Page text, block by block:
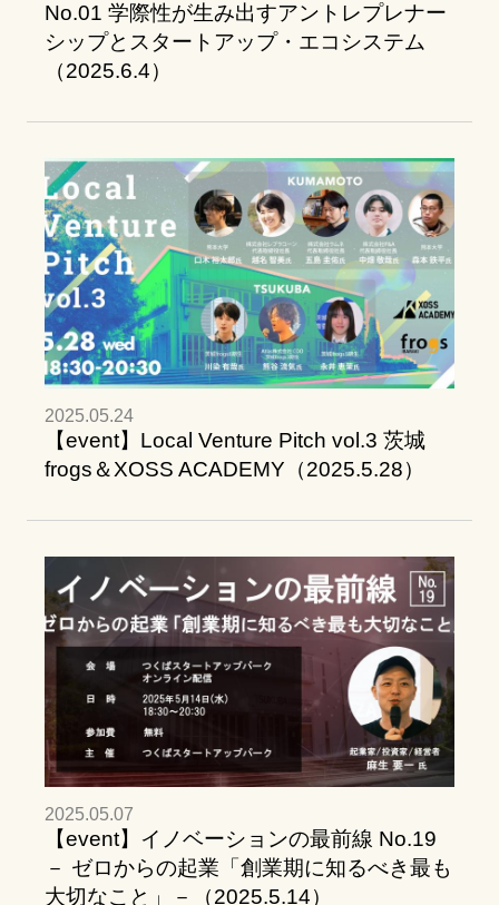
No.01 学際性が生み出すアントレプレナー
シップとスタートアップ・エコシステム
（2025.6.4）
2025.05.24
【event】Local Venture Pitch vol.3 茨城
frogs＆XOSS ACADEMY（2025.5.28）
2025.05.07
【event】イノベーションの最前線 No.19
－ ゼロからの起業「創業期に知るべき最も
大切なこと」－（2025.5.14）